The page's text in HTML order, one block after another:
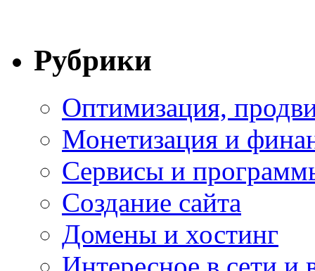
Рубрики
Оптимизация,
Монетизация и
Сервисы и
Создание сайта
Домены и хостинг